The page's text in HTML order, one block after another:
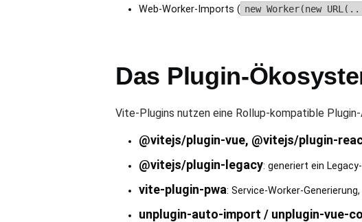
Web-Worker-Imports ( new Worker(new
Das Plugin-
Vite-Plugins nutzen eine Rollup-kompatible
@vitejs/plugin-vue, @vitejs/plugin-
@vitejs/plugin-legacy: generiert ein
vite-plugin-pwa: Service-Worker-
unplugin-auto-import / unplugin-vue-